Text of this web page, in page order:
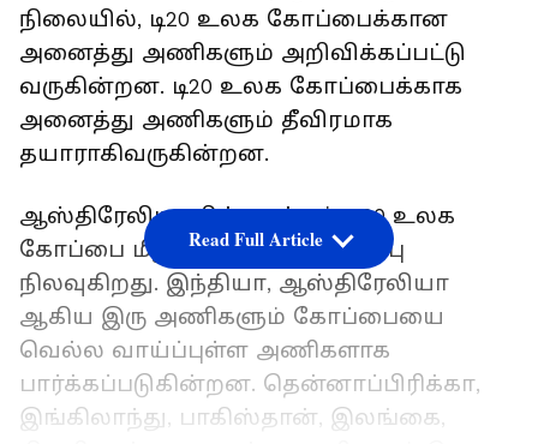
நிலையில், டி20 உலக கோப்பைக்கான
அனைத்து அணிகளும் அறிவிக்கப்பட்டு
வருகின்றன. டி20 உலக கோப்பைக்காக
அனைத்து அணிகளும் தீவிரமாக
தயாராகிவருகின்றன.
ஆஸ்திரேலியாவில் நடக்கும் டி20 உலக
கோப்பை மீது மிகுந்த எதிர்பார்ப்பு
நிலவுகிறது. இந்தியா, ஆஸ்திரேலியா
ஆகிய இரு அணிகளும் கோப்பையை
வெல்ல வாய்ப்புள்ள அணிகளாக
பார்க்கப்படுகின்றன. தென்னாப்பிரிக்கா,
இங்கிலாந்து, பாகிஸ்தான், இலங்கை,
Read Full Article